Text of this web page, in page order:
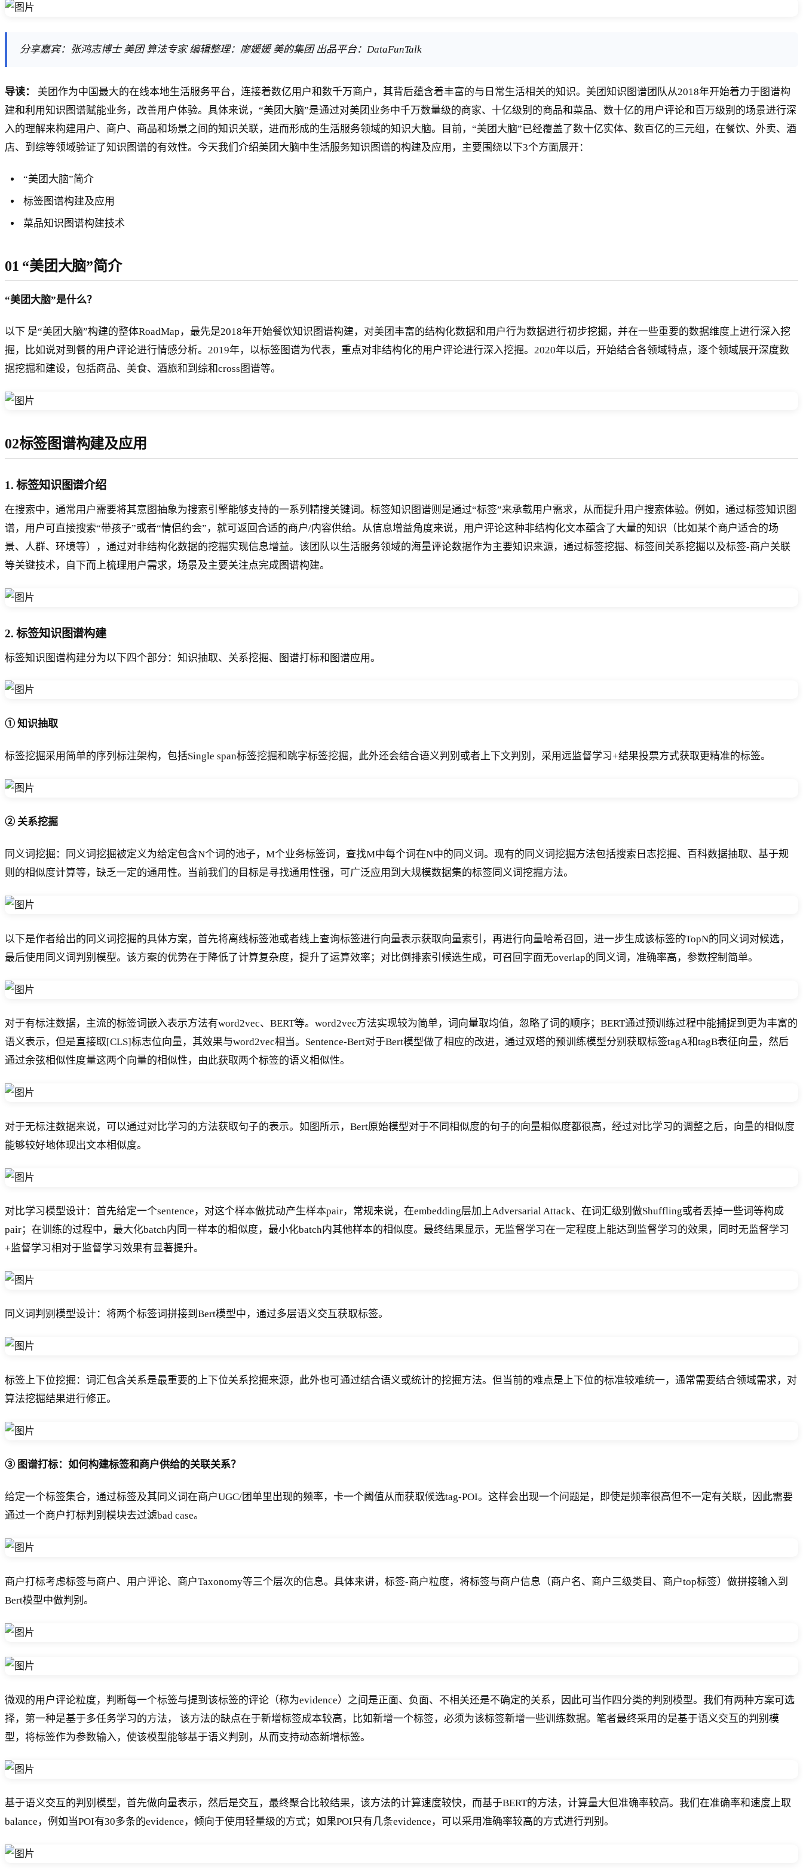
分享嘉宾：张鸿志博士 美团 算法专家 编辑整理：廖媛媛 美的集团 出品平台：DataFunTalk
导读：
美团作为中国最大的在线本地生活服务平台，连接着数亿用户和数千万商户，其背后蕴含着丰富的与日常生活相关的知识。美团知识图谱团队从2018年开始着力于图谱构
建和利用知识图谱赋能业务，改善用户体验。具体来说，“美团大脑”是通过对美团业务中千万数量级的商家、十亿级别的商品和菜品、数十亿的用户评论和百万级别的场景进行深
入的理解来构建用户、商户、商品和场景之间的知识关联，进而形成的生活服务领域的知识大脑。目前，“美团大脑”已经覆盖了数十亿实体、数百亿的三元组，在餐饮、外卖、酒
店、到综等领域验证了知识图谱的有效性。今天我们介绍美团大脑中生活服务知识图谱的构建及应用，主要围绕以下3个方面展开：
“美团大脑”简介
标签图谱构建及应用
菜品知识图谱构建技术
01 “美团大脑”简介
“美团大脑”是什么？
以下 是“美团大脑”构建的整体RoadMap，最先是2018年开始餐饮知识图谱构建，对美团丰富的结构化数据和用户行为数据进行初步挖掘，并在一些重要的数据维度上进行深入挖
掘，比如说对到餐的用户评论进行情感分析。2019年，以标签图谱为代表，重点对非结构化的用户评论进行深入挖掘。2020年以后，开始结合各领域特点，逐个领域展开深度数
据挖掘和建设，包括商品、美食、酒旅和到综和cross图谱等。
02标签图谱构建及应用
1. 标签知识图谱介绍
在搜索中，通常用户需要将其意图抽象为搜索引擎能够支持的一系列精搜关键词。标签知识图谱则是通过“标签”来承载用户需求，从而提升用户搜索体验。例如，通过标签知识图
谱，用户可直接搜索“带孩子”或者“情侣约会”，就可返回合适的商户/内容供给。从信息增益角度来说，用户评论这种非结构化文本蕴含了大量的知识（比如某个商户适合的场
景、人群、环境等），通过对非结构化数据的挖掘实现信息增益。该团队以生活服务领域的海量评论数据作为主要知识来源，通过标签挖掘、标签间关系挖掘以及标签-商户关联
等关键技术，自下而上梳理用户需求，场景及主要关注点完成图谱构建。
2. 标签知识图谱构建
标签知识图谱构建分为以下四个部分：知识抽取、关系挖掘、图谱打标和图谱应用。
① 知识抽取
标签挖掘采用简单的序列标注架构，包括Single span标签挖掘和跳字标签挖掘，此外还会结合语义判别或者上下文判别，采用远监督学习+结果投票方式获取更精准的标签。
② 关系挖掘
同义词挖掘：同义词挖掘被定义为给定包含N个词的池子，M个业务标签词，查找M中每个词在N中的同义词。现有的同义词挖掘方法包括搜索日志挖掘、百科数据抽取、基于规
则的相似度计算等，缺乏一定的通用性。当前我们的目标是寻找通用性强，可广泛应用到大规模数据集的标签同义词挖掘方法。
以下是作者给出的同义词挖掘的具体方案，首先将离线标签池或者线上查询标签进行向量表示获取向量索引，再进行向量哈希召回，进一步生成该标签的TopN的同义词对候选，
最后使用同义词判别模型。该方案的优势在于降低了计算复杂度，提升了运算效率；对比倒排索引候选生成，可召回字面无overlap的同义词，准确率高，参数控制简单。
对于有标注数据，主流的标签词嵌入表示方法有word2vec、BERT等。word2vec方法实现较为简单，词向量取均值，忽略了词的顺序；BERT通过预训练过程中能捕捉到更为丰富的
语义表示，但是直接取[CLS]标志位向量，其效果与word2vec相当。Sentence-Bert对于Bert模型做了相应的改进，通过双塔的预训练模型分别获取标签tagA和tagB表征向量，然后
通过余弦相似性度量这两个向量的相似性，由此获取两个标签的语义相似性。
对于无标注数据来说，可以通过对比学习的方法获取句子的表示。如图所示，Bert原始模型对于不同相似度的句子的向量相似度都很高，经过对比学习的调整之后，向量的相似度
能够较好地体现出文本相似度。
对比学习模型设计：首先给定一个sentence，对这个样本做扰动产生样本pair，常规来说，在embedding层加上Adversarial Attack、在词汇级别做Shuffling或者丢掉一些词等构成
pair；在训练的过程中，最大化batch内同一样本的相似度，最小化batch内其他样本的相似度。最终结果显示，无监督学习在一定程度上能达到监督学习的效果，同时无监督学习
+监督学习相对于监督学习效果有显著提升。
同义词判别模型设计：将两个标签词拼接到Bert模型中，通过多层语义交互获取标签。
标签上下位挖掘：词汇包含关系是最重要的上下位关系挖掘来源，此外也可通过结合语义或统计的挖掘方法。但当前的难点是上下位的标准较难统一，通常需要结合领域需求，对
算法挖掘结果进行修正。
③ 图谱打标：如何构建标签和商户供给的关联关系？
给定一个标签集合，通过标签及其同义词在商户UGC/团单里出现的频率，卡一个阈值从而获取候选tag-POI。这样会出现一个问题是，即使是频率很高但不一定有关联，因此需要
通过一个商户打标判别模块去过滤bad case。
商户打标考虑标签与商户、用户评论、商户Taxonomy等三个层次的信息。具体来讲，标签-商户粒度，将标签与商户信息（商户名、商户三级类目、商户top标签）做拼接输入到
Bert模型中做判别。
微观的用户评论粒度，判断每一个标签与提到该标签的评论（称为evidence）之间是正面、负面、不相关还是不确定的关系，因此可当作四分类的判别模型。我们有两种方案可选
择，第一种是基于多任务学习的方法， 该方法的缺点在于新增标签成本较高，比如新增一个标签，必须为该标签新增一些训练数据。笔者最终采用的是基于语义交互的判别模
型，将标签作为参数输入，使该模型能够基于语义判别，从而支持动态新增标签。
基于语义交互的判别模型，首先做向量表示，然后是交互，最终聚合比较结果，该方法的计算速度较快，而基于BERT的方法，计算量大但准确率较高。我们在准确率和速度上取
balance，例如当POI有30多条的evidence，倾向于使用轻量级的方式；如果POI只有几条evidence，可以采用准确率较高的方式进行判别。